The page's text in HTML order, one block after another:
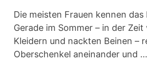
Die meisten Frauen kennen das
Gerade im Sommer – in der
Kleidern und nackten Beinen –
Oberschenkel aneinander und …